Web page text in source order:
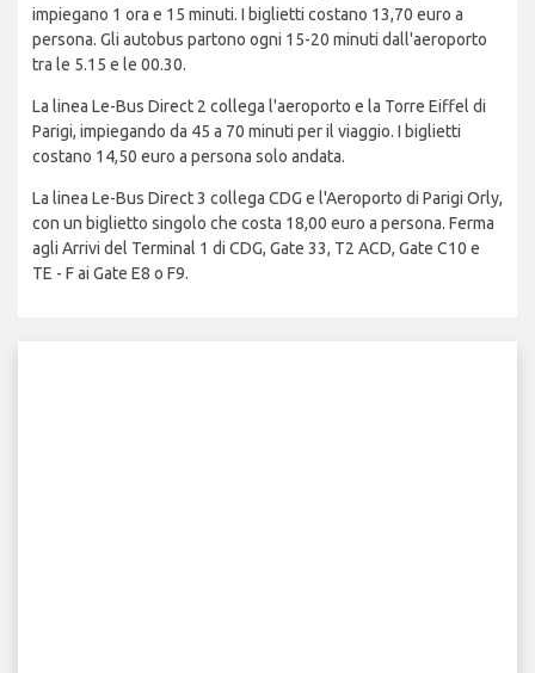
impiegano 1 ora e 15 minuti. I biglietti costano 13,70 euro a
persona. Gli autobus partono ogni 15-20 minuti dall'aeroporto
tra le 5.15 e le 00.30.
La linea Le-Bus Direct 2 collega l'aeroporto e la Torre Eiffel di
Parigi, impiegando da 45 a 70 minuti per il viaggio. I biglietti
costano 14,50 euro a persona solo andata.
La linea Le-Bus Direct 3 collega CDG e l'Aeroporto di Parigi Orly,
con un biglietto singolo che costa 18,00 euro a persona. Ferma
agli Arrivi del Terminal 1 di CDG, Gate 33, T2 ACD, Gate C10 e
TE - F ai Gate E8 o F9.